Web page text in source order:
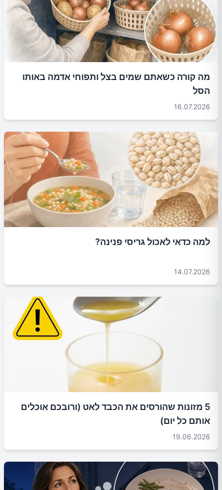
מה קורה כשאתם שמים בצל ותפוחי אדמה באותו
הסל
16.07.2026
למה כדאי לאכול גריסי פנינה?
14.07.2026
5 מזונות שהורסים את הכבד לאט (ורובכם אוכלים
אותם כל יום)
19.06.2026